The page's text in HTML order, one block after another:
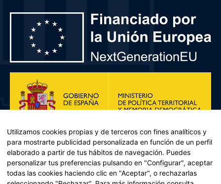
Utilizamos cookies propias y de terceros con fines analíticos y
para mostrarte publicidad personalizada en función de un perfil
elaborado a partir de tus hábitos de navegación. Puedes
personalizar tus preferencias pulsando en "Configurar", aceptar
todas las cookies haciendo clic en "Aceptar", o rechazarlas